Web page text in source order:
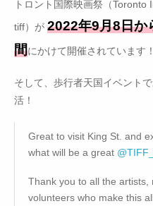
トロント国際映画祭（
tiff）が 2022年9月8日か
間にかけて開催されています
そして、歩行者天国イベント
活！
Great to visit King St. and
what will be a great
Thank you to all the artists,
volunteers who make this